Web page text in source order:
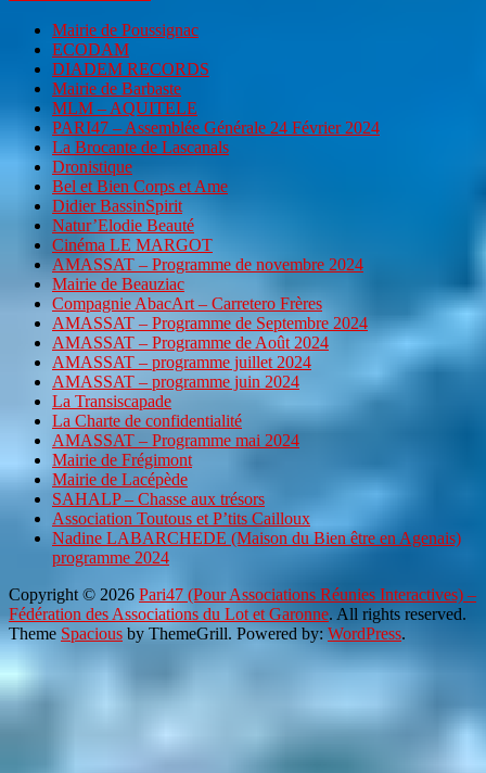
Mairie de Poussignac
ECODAM
DIADEM RECORDS
Mairie de Barbaste
MLM – AQUITELE
PARI47 – Assemblée Générale 24 Février 2024
La Brocante de Lascanals
Dronistique
Bel et Bien Corps et Ame
Didier BassinSpirit
Natur’Elodie Beauté
Cinéma LE MARGOT
AMASSAT – Programme de novembre 2024
Mairie de Beauziac
Compagnie AbacArt – Carretero Frères
AMASSAT – Programme de Septembre 2024
AMASSAT – Programme de Août 2024
AMASSAT – programme juillet 2024
AMASSAT – programme juin 2024
La Transiscapade
La Charte de confidentialité
AMASSAT – Programme mai 2024
Mairie de Frégimont
Mairie de Lacépède
SAHALP – Chasse aux trésors
Association Toutous et P’tits Cailloux
Nadine LABARCHEDE (Maison du Bien être en Agenais)
programme 2024
Copyright © 2026 Pari47 (Pour Associations Réunies Interactives) –
Fédération des Associations du Lot et Garonne. All rights reserved.
Theme Spacious by ThemeGrill. Powered by: WordPress.